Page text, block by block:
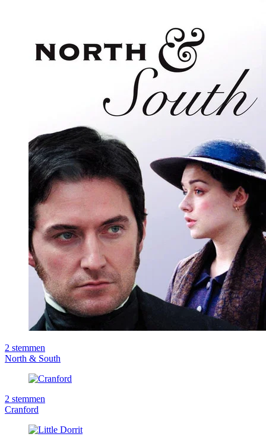
2 stemmen
North & South
2 stemmen
Cranford